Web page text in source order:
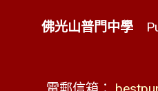
佛光山普門中學